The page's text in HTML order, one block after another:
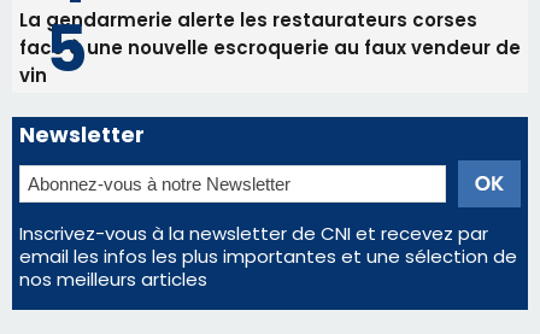
La gendarmerie alerte les restaurateurs corses
face à une nouvelle escroquerie au faux vendeur de
vin
Newsletter
Inscrivez-vous à la newsletter de CNI et recevez par
email les infos les plus importantes et une sélection de
nos meilleurs articles